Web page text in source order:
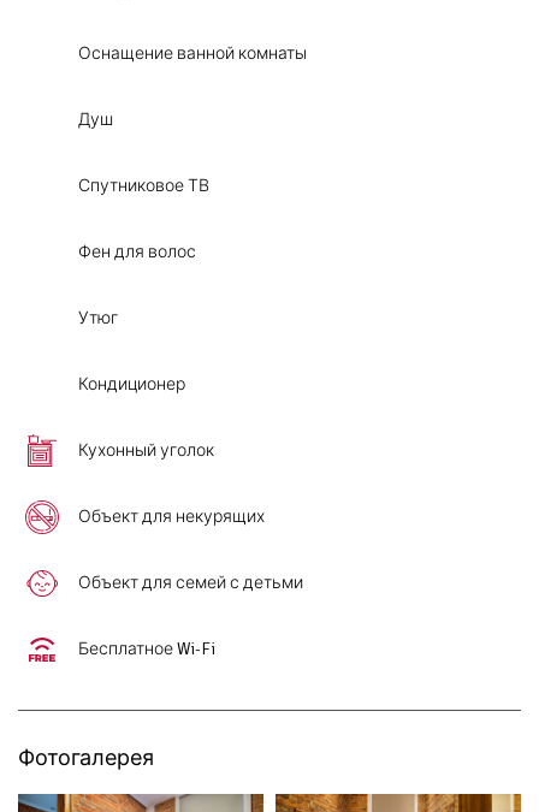
Оснащение ванной комнаты
Душ
Спутниковое ТВ
Фен для волос
Утюг
Кондиционер
Кухонный уголок
Объект для некурящих
Объект для семей с детьми
Бесплатное Wi-Fi
Фотогалерея